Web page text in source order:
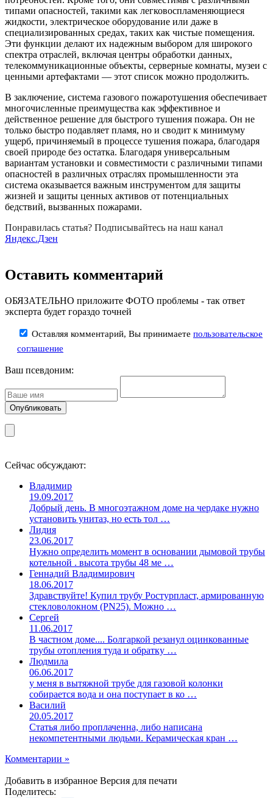
типами опасностей, такими как легковоспламеняющиеся
жидкости, электрическое оборудование или даже в
специализированных средах, таких как чистые помещения.
Эти функции делают их надежным выбором для широкого
спектра отраслей, включая центры обработки данных,
телекоммуникационные объекты, серверные комнаты, музеи с
ценными артефактами — этот список можно продолжить.
В заключение, система газового пожаротушения обеспечивает
многочисленные преимущества как эффективное и
действенное решение для быстрого тушения пожара. Он не
только быстро подавляет пламя, но и сводит к минимуму
ущерб, причиняемый в процессе тушения пожара, благодаря
своей природе без остатка. Благодаря универсальным
вариантам установки и совместимости с различными типами
опасностей в различных отраслях промышленности эта
система оказывается важным инструментом для защиты
жизней и защиты ценных активов от потенциальных
бедствий, вызванных пожарами.
Понравилась статья? Подписывайтесь на наш канал
Яндекс.Дзен
Оставить комментарий
ОБЯЗАТЕЛЬНО приложите ФОТО проблемы - так ответ
эксперта будет гораздо точней
Оставляя комментарий, Вы принимаете пользовательское
соглашение
Ваш псевдоним:
Сейчас обсуждают:
Владимир
19.09.2017
Добрый день. В многоэтажном доме на чердаке нужно
установить унитаз, но есть тол …
Лидия
23.06.2017
Нужно определить момент в основании дымовой трубы
котельной . высота трубы 48 ме …
Геннадий Владимирович
18.06.2017
Здравствуйте! Купил трубу Ростурпласт, армированную
стекловолокном (PN25). Можно …
Сергей
11.06.2017
В частном доме.... Болгаркой резанул оцинкованные
трубы отопления туда и обратку …
Людмила
06.06.2017
у меня в вытяжной трубе для газовой колонки
собирается вода и она поступает в ко …
Василий
20.05.2017
Статья либо проплаченна, либо написана
некомпетентными людьми. Керамическая кран …
Комментарии »
Добавить в избранное Версия для печати
Поделитесь: